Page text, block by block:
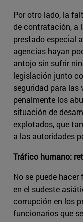
Por otro lado, la
de contratación, a
prestado especial
agencias hayan
antojo sin sufrir
legislación junto
seguridad para
penalmente los
situación de
explotados, que
a las autoridades
Tráfico humano:
No se puede
en el sudeste
corrupción en los
funcionarios que